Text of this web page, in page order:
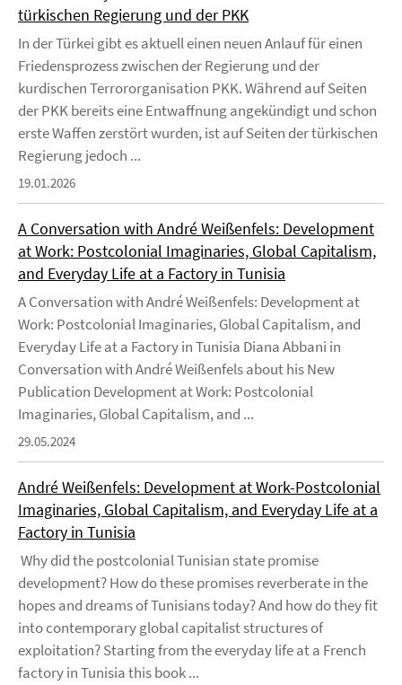
türkischen Regierung und der PKK
In der Türkei gibt es aktuell einen neuen Anlauf für einen
Friedensprozess zwischen der Regierung und der
kurdischen Terrororganisation PKK. Während auf Seiten
der PKK bereits eine Entwaffnung angekündigt und schon
erste Waffen zerstört wurden, ist auf Seiten der türkischen
Regierung jedoch ...
19.01.2026
A Conversation with André Weißenfels: Development
at Work: Postcolonial Imaginaries, Global Capitalism,
and Everyday Life at a Factory in Tunisia
A Conversation with André Weißenfels: Development at
Work: Postcolonial Imaginaries, Global Capitalism, and
Everyday Life at a Factory in Tunisia Diana Abbani in
Conversation with André Weißenfels about his New
Publication Development at Work: Postcolonial
Imaginaries, Global Capitalism, and ...
29.05.2024
André Weißenfels: Development at Work-Postcolonial
Imaginaries, Global Capitalism, and Everyday Life at a
Factory in Tunisia
Why did the postcolonial Tunisian state promise
development? How do these promises reverberate in the
hopes and dreams of Tunisians today? And how do they fit
into contemporary global capitalist structures of
exploitation? Starting from the everyday life at a French
factory in Tunisia this book ...